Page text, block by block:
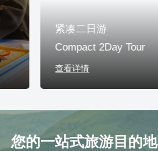
紧凑二日游
Compact 2Day Tour
查看详情
您的一站式旅游目的地